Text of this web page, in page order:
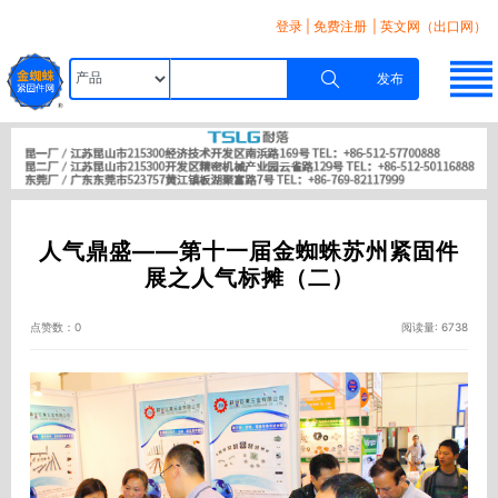
登录 免费注册 | 英文网（出口网）
发布
人气鼎盛——第十一届金蜘蛛苏州紧固件
展之人气标摊（二）
点赞数：0 阅读量: 6738